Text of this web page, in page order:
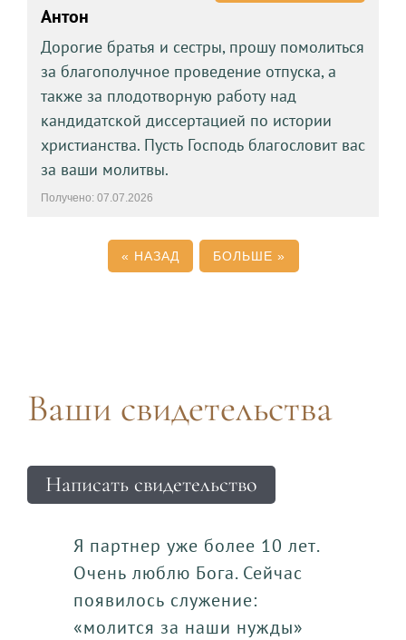
Антон
Дорогие братья и сестры, прошу помолиться
за благополучное проведение отпуска, а
также за плодотворную работу над
кандидатской диссертацией по истории
христианства. Пусть Господь благословит вас
за ваши молитвы.
Получено: 07.07.2026
« НАЗАД БОЛЬШЕ »
Ваши свидетельства
Написать свидетельство
Я партнер уже более 10 лет.
Очень люблю Бога. Сейчас
появилось служение:
«молится за наши нужды»